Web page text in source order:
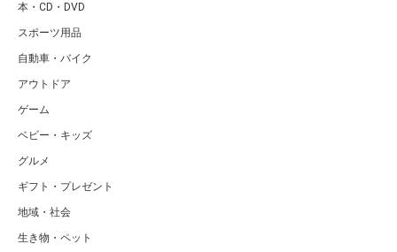
本・CD・DVD
スポーツ用品
自動車・バイク
アウトドア
ゲーム
ベビー・キッズ
グルメ
ギフト・プレゼント
地域・社会
生き物・ペット